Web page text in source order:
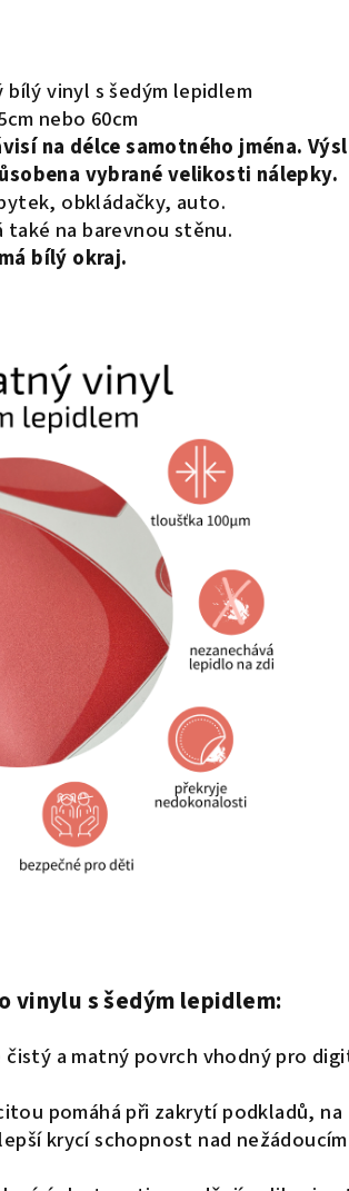
bílý vinyl s šedým lepidlem
nebo 60cm
na délce samotného jména.
vybrané velikosti nálepky.
obkládačky, auto.
také na barevnou stěnu.
bílý okraj.
vinylu s šedým lepidlem:
čistý a matný povrch vhodný pro
pomáhá při zakrytí podkladů, na
krycí schopnost nad